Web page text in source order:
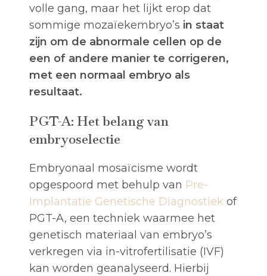
volle gang, maar het lijkt erop dat
sommige mozaïekembryo’s in staat
zijn om de abnormale cellen op de
een of andere manier te corrigeren,
met een normaal embryo als
resultaat.
PGT-A: Het belang van
embryoselectie
Embryonaal mosaïcisme wordt
opgespoord met behulp van Pre-
Implantatie Genetische Diagnostiek of
PGT-A, een techniek waarmee het
genetisch materiaal van embryo’s
verkregen via in-vitrofertilisatie (IVF)
kan worden geanalyseerd. Hierbij